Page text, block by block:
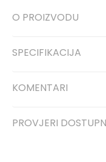
O PROIZVODU
SPECIFIKACIJA
KOMENTARI
PROVJERI